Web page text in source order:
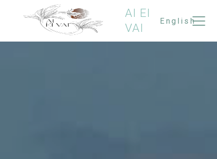
AI EI
VAI
English